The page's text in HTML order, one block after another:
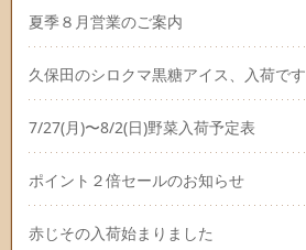
夏季８月営業のご案内
久保田のシロクマ黒糖アイス、入荷です
7/27(月)〜8/2(日)野菜入荷予定表
ポイント２倍セールのお知らせ
赤じその入荷始まりました